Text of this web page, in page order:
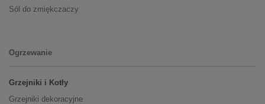
Sól do zmiękczaczy
Ogrzewanie
Grzejniki i Kotły
Grzejniki dekoracyjne